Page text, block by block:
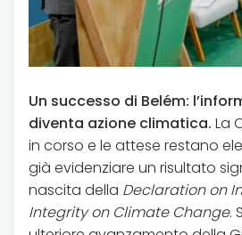
Un successo di Belém:
diventa azione climatica. La
in corso e le attese restano
già evidenziare un risultato
nascita della Declaration on
Integrity on Climate Change.